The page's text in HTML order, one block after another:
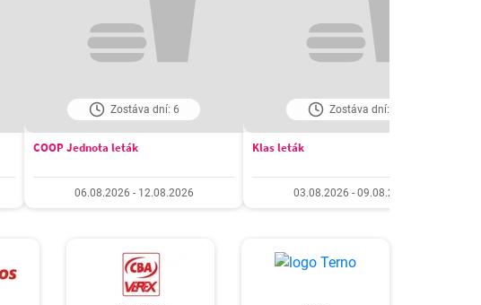
Zostáva dní: 6
COOP Jednota leták
06.08.2026 - 12.08.2026
Zostáva dní: 3
Klas leták
03.08.2026 - 09.08.2026